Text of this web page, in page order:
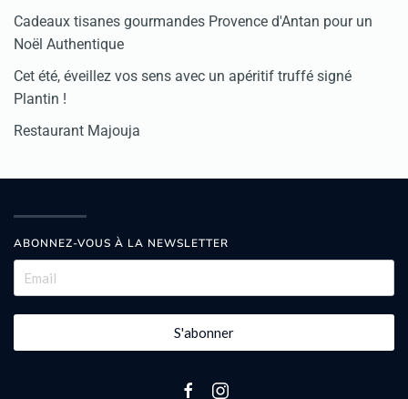
Cadeaux tisanes gourmandes Provence d'Antan pour un
Noël Authentique
Cet été, éveillez vos sens avec un apéritif truffé signé
Plantin !
Restaurant Majouja
ABONNEZ-VOUS À LA NEWSLETTER
S'abonner